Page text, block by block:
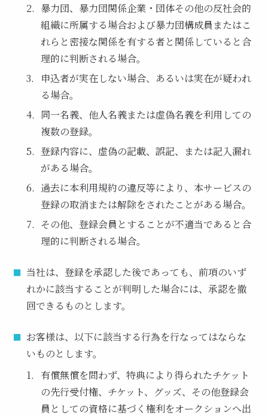
暴力団、暴力団関係企業・団体その他の反社会的
組織に所属する場合および暴力団構成員またはこ
れらと密接な関係を有する者と関係していると合
理的に判断される場合。
申込者が実在しない場合、あるいは実在が疑われ
る場合。
同一名義、他人名義または虚偽名義を利用しての
複数の登録。
登録内容に、虚偽の記載、誤記、または記入漏れ
がある場合。
過去に本利用規約の違反等により、本サービスの
登録の取消または解除をされたことがある場合。
その他、登録会員とすることが不適当であると合
理的に判断される場合。
当社は、登録を承認した後であっても、前項のいず
れかに該当することが判明した場合には、承認を撤
回できるものとします。
お客様は、以下に該当する行為を行なってはならな
いものとします。
有償無償を問わず、特典により得られたチケット
の先行受付権、チケット、グッズ、その他登録会
員としての資格に基づく権利をオークションへ出